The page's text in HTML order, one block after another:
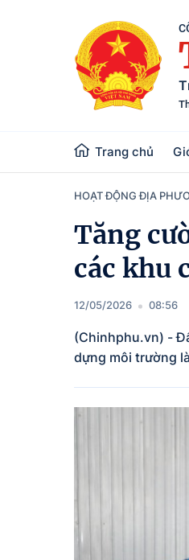
Trang chủ
HOẠT ĐỘNG ĐỊA
Tăng
các khu
12/05/2026 08:56
(Chinhphu.vn) -
dựng môi trường